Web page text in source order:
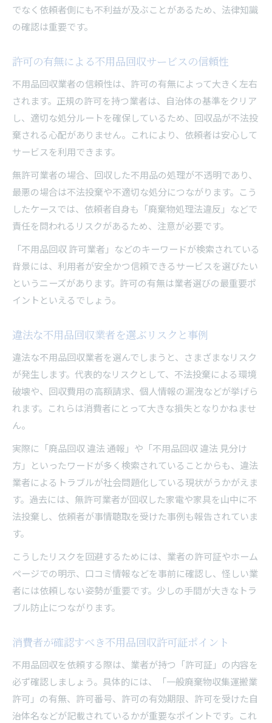
でなく依頼者側にも不利益が及ぶことがあるため、法律知識
の確認は重要です。
許可の有無による不用品回収サービスの信頼性
不用品回収業者の信頼性は、許可の有無によって大きく左右
されます。正規の許可を持つ業者は、自治体の基準をクリア
し、適切な処分ルートを確保しているため、回収品が不法投
棄される心配がありません。これにより、依頼者は安心して
サービスを利用できます。
無許可業者の場合、回収した不用品の処理が不透明であり、
最悪の場合は不法投棄や不適切な処分につながります。こう
したケースでは、依頼者自身も「廃棄物処理法違反」などで
責任を問われるリスクがあるため、注意が必要です。
「不用品回収 許可業者」などのキーワードが検索されている
背景には、利用者が安全かつ信頼できるサービスを選びたい
というニーズがあります。許可の有無は業者選びの最重要ポ
イントといえるでしょう。
違法な不用品回収業者を選ぶリスクと事例
違法な不用品回収業者を選んでしまうと、さまざまなリスク
が発生します。代表的なリスクとして、不法投棄による環境
破壊や、回収費用の高額請求、個人情報の漏洩などが挙げら
れます。これらは消費者にとって大きな損失となりかねませ
ん。
実際に「廃品回収 違法 通報」や「不用品回収 違法 見分け
方」といったワードが多く検索されていることからも、違法
業者によるトラブルが社会問題化している現状がうかがえま
す。過去には、無許可業者が回収した家電や家具を山中に不
法投棄し、依頼者が事情聴取を受けた事例も報告されていま
す。
こうしたリスクを回避するためには、業者の許可証やホーム
ページでの明示、口コミ情報などを事前に確認し、怪しい業
者には依頼しない姿勢が重要です。少しの手間が大きなトラ
ブル防止につながります。
消費者が確認すべき不用品回収許可証ポイント
不用品回収を依頼する際は、業者が持つ「許可証」の内容を
必ず確認しましょう。具体的には、「一般廃棄物収集運搬業
許可」の有無、許可番号、許可の有効期限、許可を受けた自
治体名などが記載されているかが重要なポイントです。これ